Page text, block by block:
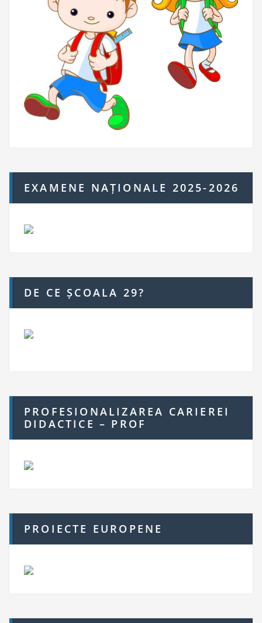
EXAMENE NAȚIONALE 2025-2026
DE CE ȘCOALA 29?
PROFESIONALIZAREA CARIEREI
DIDACTICE – PROF
PROIECTE EUROPENE